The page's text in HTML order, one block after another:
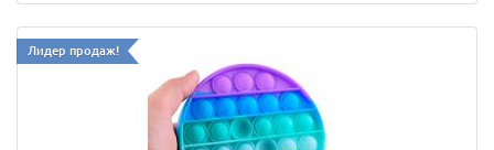
Лидер продаж!